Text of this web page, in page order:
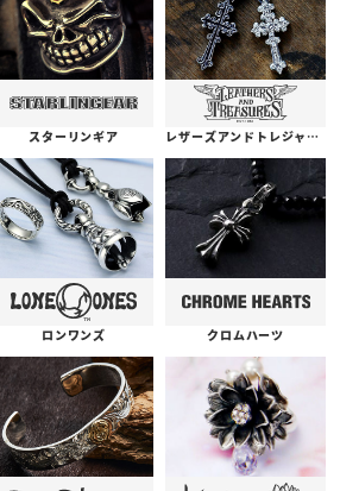
スターリンギア レザーズアンドトレジャーズ
ロンワンズ クロムハーツ